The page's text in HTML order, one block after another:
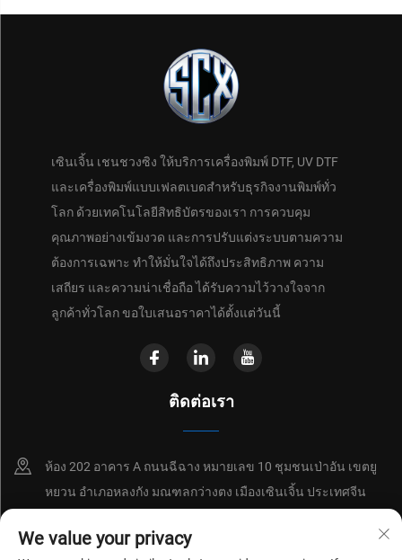
เซินเจิ้น เชนชวงซิง ให้บริการเครื่องพิมพ์ DTF, UV DTF
และเครื่องพิมพ์แบบเฟลตเบดสำหรับธุรกิจงานพิมพ์ทั่ว
โลก ด้วยเทคโนโลยีสิทธิบัตรของเรา การควบคุม
คุณภาพอย่างเข้มงวด และการปรับแต่งระบบตามความ
ต้องการเฉพาะ ทำให้มั่นใจได้ถึงประสิทธิภาพ ความ
เสถียร และความน่าเชื่อถือ ได้รับความไว้วางใจจาก
ลูกค้าทั่วโลก ขอใบเสนอราคาได้ตั้งแต่วันนี้
ติดต่อเรา
ห้อง 202 อาคาร A ถนนฉีฉาง หมายเลข 10 ชุมชนเป่าอัน เขตยู
หยวน อำเภอหลงกัง มณฑลกว่างตง เมืองเซินเจิ้น ประเทศจีน
+86-18214652676
We value your privacy